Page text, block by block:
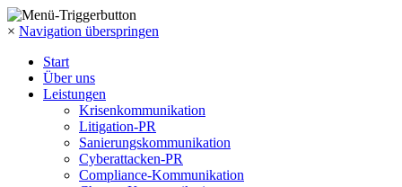
× Navigation überspringen
Start
Über uns
Leistungen
Krisenkommunikation
Litigation-PR
Sanierungskommunikation
Cyberattacken-PR
Compliance-Kommunikation